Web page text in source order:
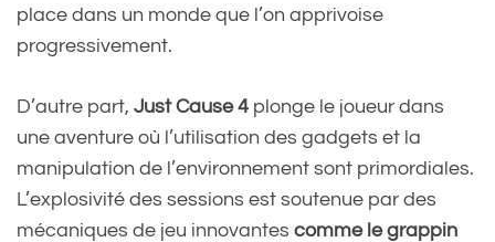
place dans un monde que l’on apprivoise
progressivement.
D’autre part, Just Cause 4 plonge le joueur dans
une aventure où l’utilisation des gadgets et la
manipulation de l’environnement sont primordiales.
L’explosivité des sessions est soutenue par des
mécaniques de jeu innovantes comme le grappin